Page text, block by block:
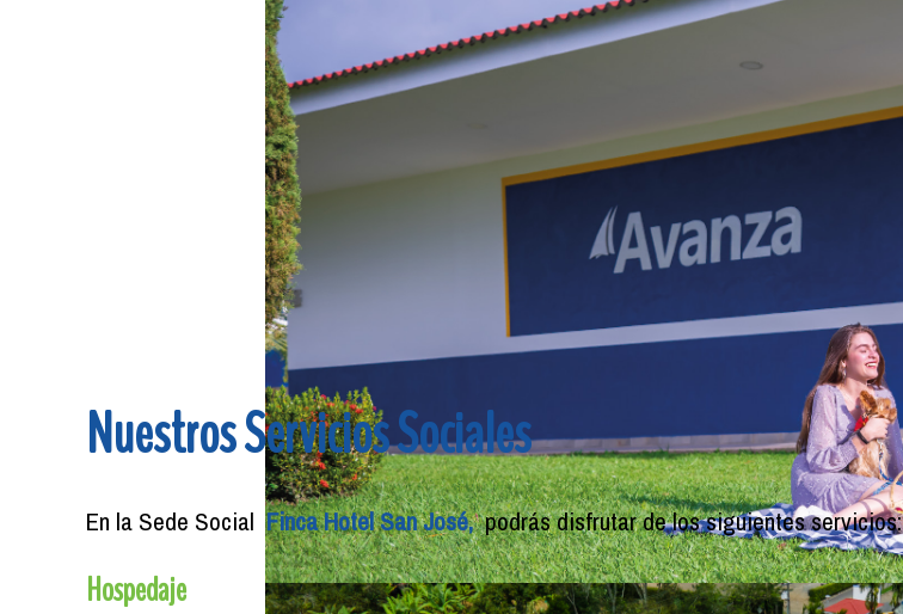
Nuestros Servicios Sociales
En la Sede Social Finca Hotel San José,podrás disfrutar de los siguientes servicios:
Hospedaje